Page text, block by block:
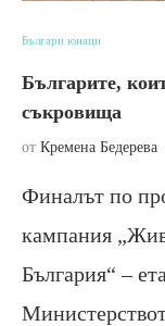
Българи юнаци
Българите,
съкровища
от Кремена Бедерева
Финалът по
кампания
България“ –